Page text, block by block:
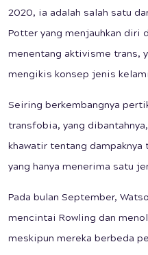
2020, ia adalah salah satu
Potter yang menjauhkan diri
menentang aktivisme trans,
mengikis konsep jenis
Seiring berkembangnya
transfobia, yang
khawatir tentang dampaknya
yang hanya menerima satu
Pada bulan September,
mencintai Rowling dan
meskipun mereka berbeda